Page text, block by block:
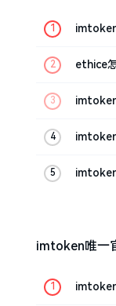
ethice
imtoken唯一